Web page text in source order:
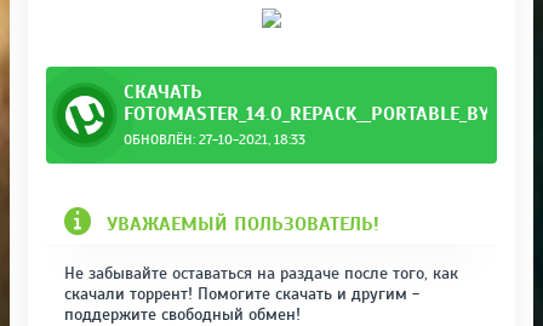
СКАЧАТЬ
ОБНОВЛЁН: 27-10-2021, 18:33
УВАЖАЕМЫЙ ПОЛЬЗОВАТЕЛЬ!
Не забывайте оставаться на раздаче после того, как
скачали торрент! Помогите скачать и другим -
поддержите свободный обмен!